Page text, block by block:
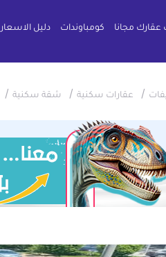
مجانا كومباوندات دليل الاسعار
/ عقارات سكنية / شقة سكنية /